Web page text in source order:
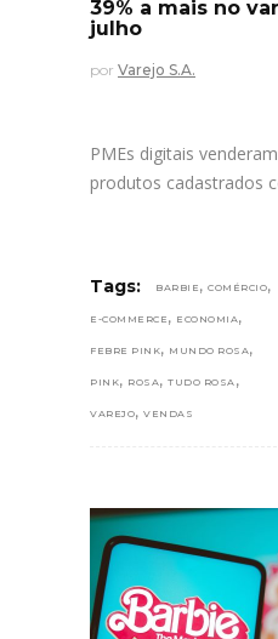
39% a mais no
julho
por Varejo S.A.
PMEs digitais
produtos cadastrados
Tags: BARBIE , COMÉRCIO,
E-COMMERCE , ECONOMIA ,
FEBRE PINK, MUNDO ROSA ,
PINK, ROSA , TUDO ROSA ,
VAREJO, VENDAS